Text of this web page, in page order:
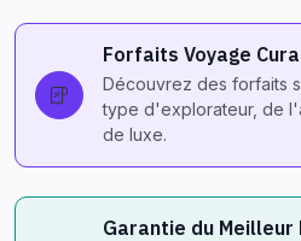
Forfaits Voyage
Découvrez des forfaits
type d'explorateur, de
de luxe.
Garantie du Meilleur